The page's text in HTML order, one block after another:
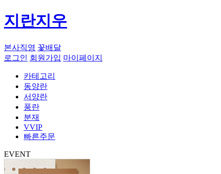
지란지우
본사직영 꽃배달
로그인 회원가입 마이페이지
카테고리
동양란
서양란
풍란
분재
VVIP
빠른주문
EVENT